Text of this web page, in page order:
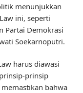
menunjukkan
ini, seperti
Partai Demokrasi
Soekarnoputri.
harus diawasi
prinsip
bahwa